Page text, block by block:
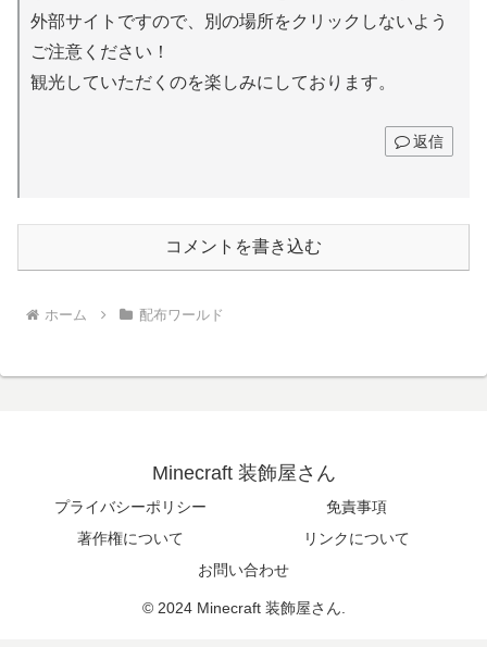
外部サイトですので、別の場所をクリックしないよう
ご注意ください！
観光していただくのを楽しみにしております。
返信
コメントを書き込む
ホーム 配布ワールド
Minecraft 装飾屋さん
プライバシーポリシー
免責事項
著作権について
リンクについて
お問い合わせ
© 2024 Minecraft 装飾屋さん.